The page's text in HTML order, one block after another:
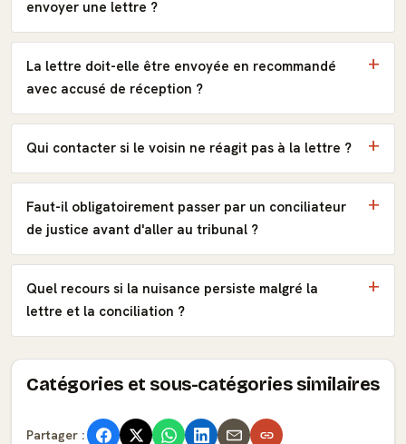
envoyer une lettre ?
La lettre doit-elle être envoyée en recommandé
avec accusé de réception ?
Qui contacter si le voisin ne réagit pas à la lettre ?
Faut-il obligatoirement passer par un conciliateur
de justice avant d'aller au tribunal ?
Quel recours si la nuisance persiste malgré la
lettre et la conciliation ?
Catégories et sous-catégories similaires
Partager :